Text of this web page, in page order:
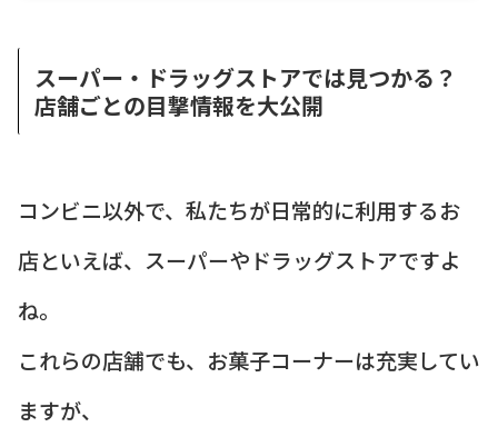
スーパー・ドラッグストアでは見つかる？
店舗ごとの目撃情報を大公開
コンビニ以外で、私たちが日常的に利用するお
店といえば、スーパーやドラッグストアですよ
ね。
これらの店舗でも、お菓子コーナーは充実してい
ますが、